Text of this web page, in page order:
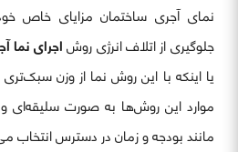
نمای آجری ساختمان مزایای خاص
جلوگیری از اتلاف انرژی روشاجرای نما
یا اینکه با این روش نما از وزن
موارد این روش‌ها به صورت سلیقه‌ای
مانند بودجه و زمان در دسترس انتخاب